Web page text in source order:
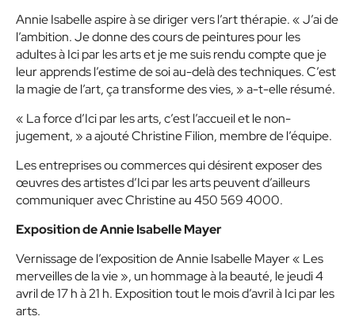
Annie Isabelle aspire à se diriger vers l’art thérapie. « J’ai de
l’ambition. Je donne des cours de peintures pour les
adultes à Ici par les arts et je me suis rendu compte que je
leur apprends l’estime de soi au-delà des techniques. C’est
la magie de l’art, ça transforme des vies, » a-t-elle résumé.
« La force d’Ici par les arts, c’est l’accueil et le non-
jugement, » a ajouté Christine Filion, membre de l’équipe.
Les entreprises ou commerces qui désirent exposer des
œuvres des artistes d’Ici par les arts peuvent d’ailleurs
communiquer avec Christine au 450 569 4000.
Exposition de Annie Isabelle Mayer
Vernissage de l’exposition de Annie Isabelle Mayer « Les
merveilles de la vie », un hommage à la beauté, le jeudi 4
avril de 17 h à 21 h. Exposition tout le mois d’avril à Ici par les
arts.